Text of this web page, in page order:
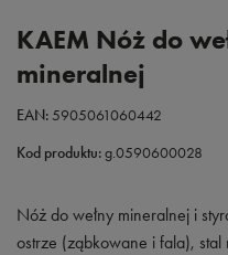
KAEM Nóż do
mineralnej
EAN:5905061060442
Kod produktu:g.0590600028
Nóż do wełny mineralnej i
ostrze (ząbkowane i fala), stal